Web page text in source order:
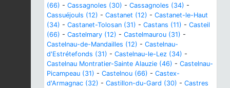
(66) - Cassagnoles (30) - Cassagnoles (34) -
Cassuéjouls (12) - Castanet (12) - Castanet-le-Haut
(34) - Castanet-Tolosan (31) - Castans (11) - Casteil
(66) - Castelmary (12) - Castelmaurou (31) -
Castelnau-de-Mandailles (12) - Castelnau-
d'Estrétefonds (31) - Castelnau-le-Lez (34) -
Castelnau Montratier-Sainte Alauzie (46) - Castelnau-
Picampeau (31) - Castelnou (66) - Castex-
d'Armagnac (32) - Castillon-du-Gard (30) - Castres